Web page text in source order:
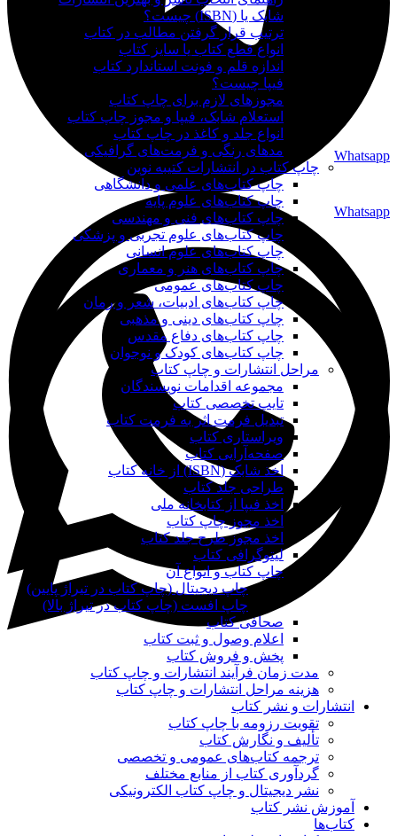
Whatsapp
Whatsapp
شابک یا (ISBN) چیست؟
ترتیب قرار گرفتن مطالب در کتاب
انواع قطع کتاب یا سایز کتاب
اندازه قلم و فونت استاندارد کتاب
فیپا چیست؟
مجوزهای لازم برای چاپ کتاب
استعلام شابک، فیپا و مجوز چاپ کتاب
انواع جلد و کاغذ در چاپ کتاب
مدهای رنگی و فرمت‌های گرافیکی
چاپ کتاب در انتشارات کتیبه نوین
چاپ کتاب‌های علمی و دانشگاهی
چاپ کتاب‌های علوم پایه
چاپ کتاب‌های فنی و مهندسی
چاپ کتاب‌های علوم تجربی و پزشکی
چاپ کتاب‌های علوم انسانی
چاپ کتاب‌های هنر و معماری
چاپ کتاب‌های عمومی
چاپ کتاب‌های ادبیات، شعر و رمان
چاپ کتاب‌های دینی و مذهبی
چاپ کتاب‌های دفاع مقدس
چاپ کتاب‌های کودک و نوجوان
مراحل انتشارات و چاپ کتاب
مجموعه اقدامات نویسندگان
تایپ تخصصی کتاب
تبدیل فرمت اثر به فرمت کتاب
ویراستاری کتاب
صفحه‌آرایی کتاب
اخذ شابک (ISBN) از خانه کتاب
طراحی جلد کتاب
اخذ فیپا از کتابخانه ملی
اخذ مجوز چاپ کتاب
اخذ مجوز طرح جلد کتاب
لیتوگرافی کتاب
چاپ کتاب و انواع آن
چاپ دیجیتال (چاپ کتاب در تیراژ پایین)
چاپ افست (چاپ کتاب در تیراژ بالا)
صحافی کتاب
اعلام وصول و ثبت کتاب
پخش و فروش کتاب
مدت زمان فرآیند انتشارات و چاپ کتاب
هزینه مراحل انتشارات و چاپ کتاب
انتشارات و نشر کتاب
تقویت رزومه با چاپ کتاب
تألیف و نگارش کتاب
ترجمه کتاب‌های عمومی و تخصصی
گردآوری کتاب از منابع مختلف
نشر دیجیتال و چاپ کتاب الکترونیکی
آموزش نشر کتاب
کتاب‌ها